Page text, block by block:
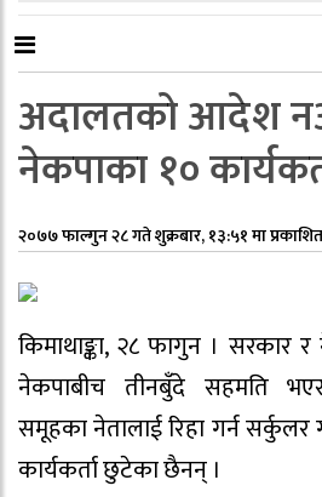
अदालतको आदेश
नेकपाका १०
२०७७ फाल्गुन २८ गते शुक्रबार, १३:५१ मा प्रकाशित
किमाथाङ्का, २८ फागुन । सरकार र
नेकपाबीच तीनबुँदे सहमति
समूहका नेतालाई रिहा गर्न
कार्यकर्ता छुटेका छैनन् ।